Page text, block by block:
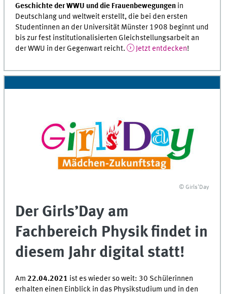
Geschichte der WWU und die Frauenbewegungen in
Deutschlang und weltweit erstellt, die bei den ersten
Studentinnen an der Universität Münster 1908 beginnt und
bis zur fest institutionalisierten Gleichstellungsarbeit an
der WWU in der Gegenwart reicht.
Jetzt entdecken!
© Girls'Day
Der Girls’Day am
Fachbereich Physik findet in
diesem Jahr digital statt!
Am22.04.2021 ist es wieder so weit: 30 Schülerinnen
erhalten einen Einblick in das Physikstudium und in den